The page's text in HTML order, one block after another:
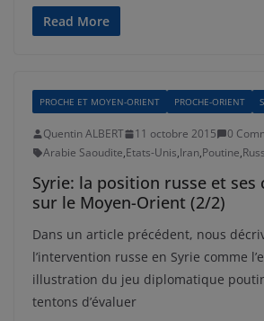
Read More
PROCHE ET MOYEN-ORIENT PROCHE-ORIENT
Quentin ALBERT 11 octobre 2015
0
Arabie Saoudite,Etats-Unis,Iran,Poutine,
Syrie: la position russe et ses
sur le Moyen-Orient (2/2)
Dans un article précédent, nous
l’intervention russe en Syrie comme
illustration du jeu diplomatique
tentons d’évaluer